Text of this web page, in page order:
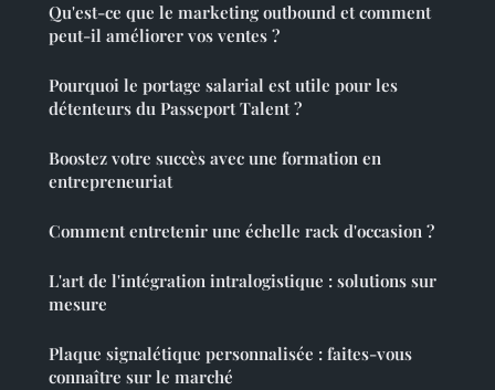
Qu'est-ce que le marketing outbound et comment
peut-il améliorer vos ventes ?
Pourquoi le portage salarial est utile pour les
détenteurs du Passeport Talent ?
Boostez votre succès avec une formation en
entrepreneuriat
Comment entretenir une échelle rack d'occasion ?
L'art de l'intégration intralogistique : solutions sur
mesure
Plaque signalétique personnalisée : faites-vous
connaître sur le marché